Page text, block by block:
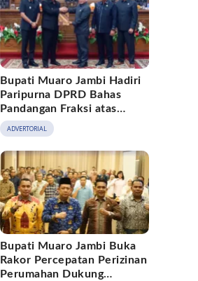
Bupati Muaro Jambi Hadiri
Paripurna DPRD Bahas
Pandangan Fraksi atas
Ranperda
Pertanggungjawaban APBD
2025
ADVERTORIAL
Bupati Muaro Jambi Buka
Rakor Percepatan Perizinan
Perumahan Dukung